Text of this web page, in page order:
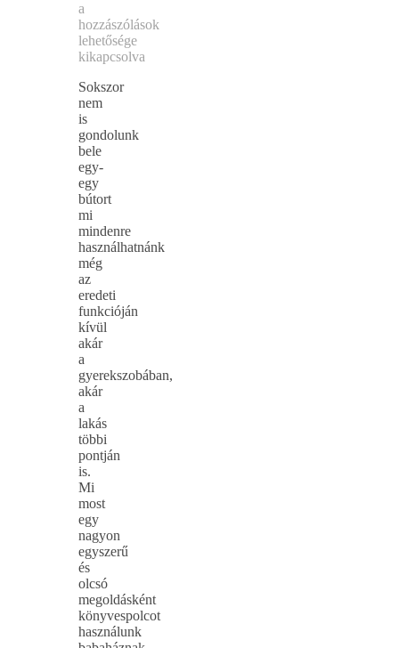
a
hozzászólások
lehetősége
kikapcsolva
Sokszor
nem
is
gondolunk
bele
egy-
egy
bútort
mi
mindenre
használhatnánk
még
az
eredeti
funkcióján
kívül
akár
a
gyerekszobában,
akár
a
lakás
többi
pontján
is.
Mi
most
egy
nagyon
egyszerű
és
olcsó
megoldásként
könyvespolcot
használunk